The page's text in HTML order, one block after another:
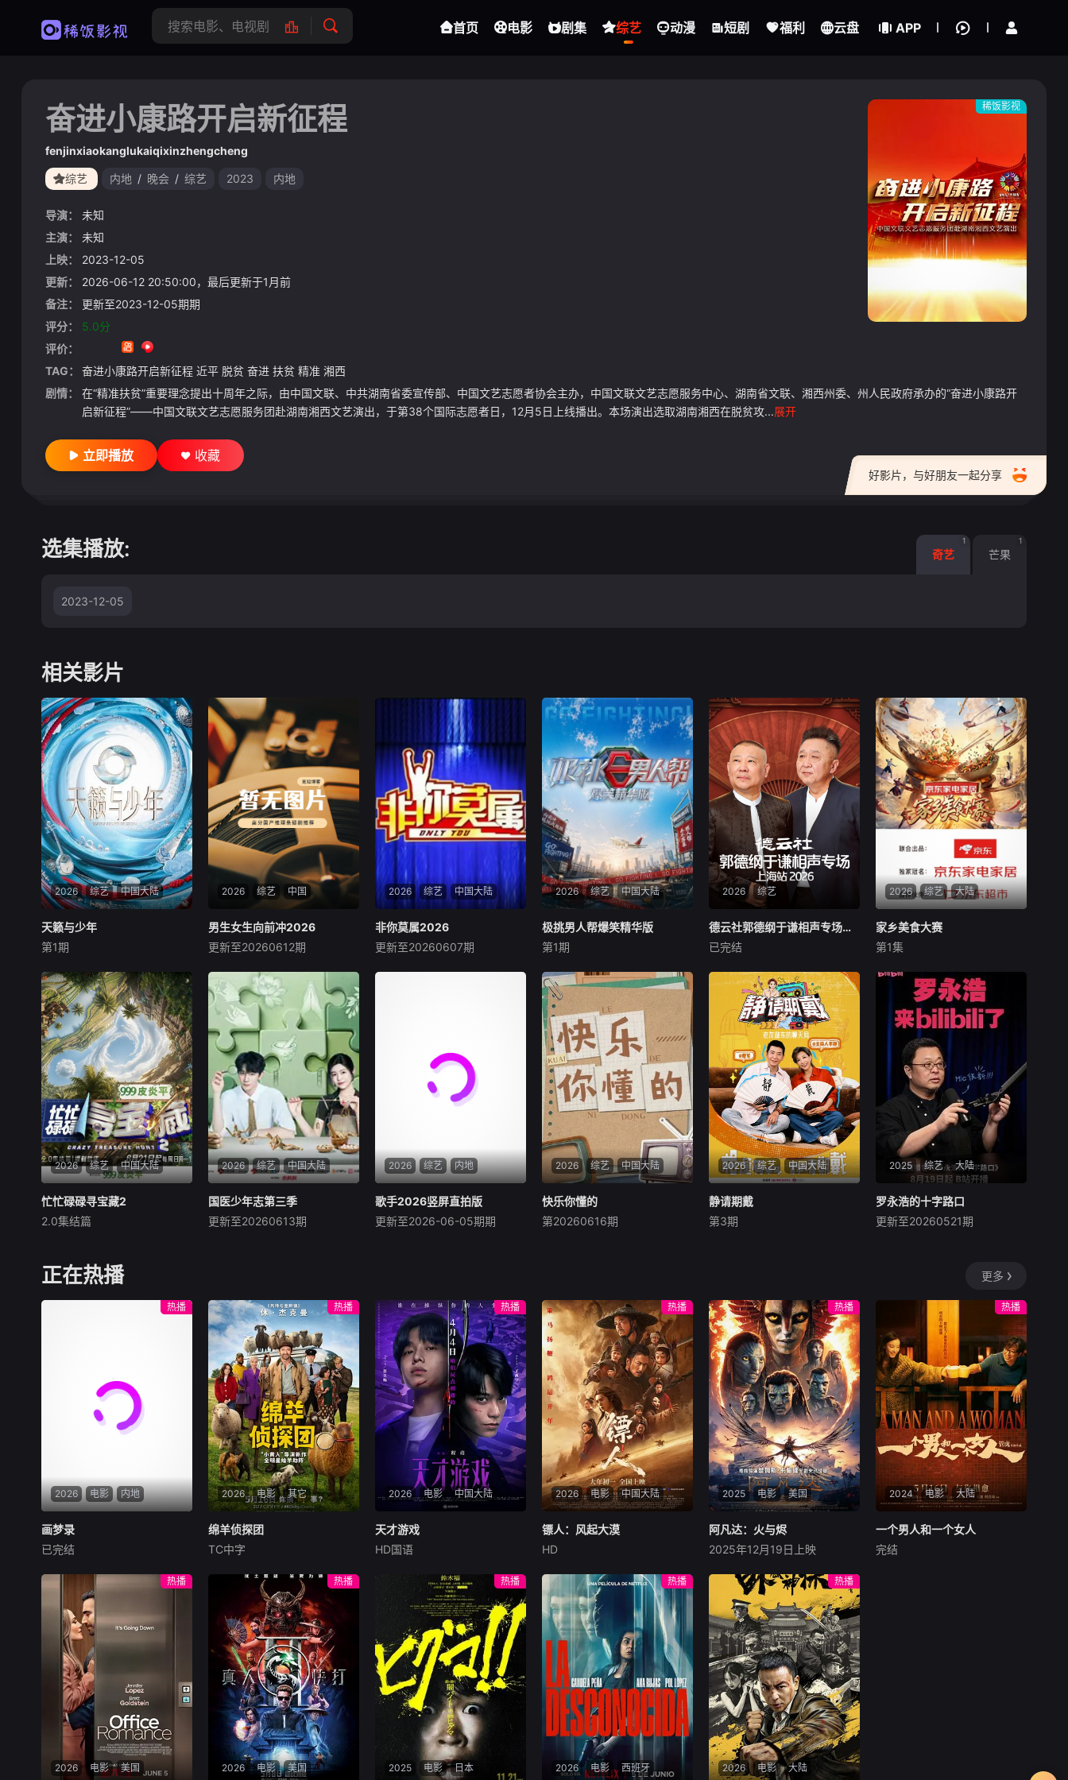
首页 电影 剧集 综艺 动漫 短剧 福利 云盘 APP
稀饭影视
奋进小康路开启新征程
fenjinxiaokanglukaiqixinzhengcheng
综艺 内地 / 晚会 / 综艺 2023 内地
导演：
未知
主演：
未知
上映：
2023-12-05
更新：
2026-06-12 20:50:00，最后更新于1月前
备注：
更新至2023-12-05期期
评分：
5.0分
评价：
TAG：
奋进小康路开启新征程 近平 脱贫 奋进 扶贫 精准 湘西
剧情：
在“精准扶贫”重要理念提出十周年之际，由中国文联、中共湖南省委宣传部、中国文艺志愿者协会主办，中国文联文艺志愿服务中心、湖南省文联、湘西州委、州人民政府承办的“奋进小康路开
启新征程”——中国文联文艺志愿服务团赴湖南湘西文艺演出，于第38个国际志愿者日，12月5日上线播出。本场演出选取湖南湘西在脱贫攻...展开
好影片，与好朋友一起分享
立即播放 收藏
选集播放: 奇艺
1
芒果
1
2023-12-05
相关影片
2026 综艺 中国大陆
天籁与少年
未知
《天籁与少年》是河南卫视继
“中国节日奇妙游系列”IP屡屡
出圈后，又一着力打造的全新
民族文化类青春潮流音乐综
艺。本项目以“铸牢中华民族
共同体意识”为魂，根植中华
优秀传统文化。节目以“向内
聚拢，唱给家国；
天籁与少年
第1期
2026 综艺 中国
男生女生向前冲2026
未知
《男生女生向前冲》是安徽卫
视一档大型户外竞技类真人秀
节目，区别于所有同类的节
目，特别设置男女双赛道，目
的是为保证男女选手都能呈现
不同的看点和亮点。赛道将专
门针对男女不同的运动特点，
进行不同的关卡设计：男生赛
道将更注重力量与速度，而女
生赛道则在智慧与趣味上更为
讲究。男女赛道精彩纷呈，水
上游戏关卡重重，惊险刺激爆
笑升级，更有从热带雨林到冰
河世纪的全新视觉享受，节目
从赛制、形式上标新立异，在
众多竞技类真人秀中，突出节
目概念传达，具有自己独特的
男生女生向前冲2026
更新至20260612期
2026 综艺 中国大陆
非你莫属2026
未知
《非你莫属》职场性和娱乐性
士团现场招聘，具有不凡身世
背景及奋斗经历的他们，将对
应聘者进行最犀利的
非你莫属2026
更新至20260607期
2026 综艺 中国大陆
极挑男人帮爆笑精华版
未知
《极挑男人帮·爆笑精华版》是
一档致敬国民综艺巅峰时代的
精编特别节目。节目从《极限
挑战》海量素材中，精选“极
限男人帮”的经典名场面，以7
集篇幅重新梳理、深度整合，
再现这档现象级国民综艺最纯
粹的欢乐与温度
极挑男人帮爆笑精华版
第1期
2026 综艺
德云社郭德纲于谦相声专场上海站2026
郭德纲
德云社郭德纲于谦相声专场上
海站爆笑来袭。本场节目包括
张鹤伦、郎鹤炎表演的《好伦
歌》；郭德纲、于谦表演的
《大富大贵》；烧饼、曹鹤阳
表演的《对春联》；郭德纲、
于谦表演的《霸道总裁》；高
峰、栾云平表演的《同仁
堂》；郭德纲、于谦表演的
《福寿绵绵》。
德云社郭德纲于谦相声专场上海站2026
已完结
2026 综艺 大陆
家乡美食大赛
黄晓明
《家乡美食大赛》由黄晓明担
任首席掌勺官，李维嘉与沈梦
辰担任掌勺主理人，与湖南、
江苏、川渝、广东的特邀艺人
掌勺官一起，品鉴家乡招牌
菜，为各赛区家乡招牌菜选拔
全国单菜品冠军，全方位展现
中华美食的烟火气息与民间高
手的烹饪智慧，同时深度挖掘
美食背后的地域文化与传统艺
术底蕴。
家乡美食大赛
第1集
2026 综艺 中国大陆
忙忙碌碌寻宝藏2
杨迪 庞博
下饭脑综再度上桌，第二季全
面升维！从“单人寻宝”升级“双
双强组队，化学反应拉满，碰
忙忙碌碌寻宝藏2
2.0集结篇
2026 综艺 中国大陆
国医少年志第三季
陈妍希 夏之光
高卿尘
实践。
国医少年志第三季
更新至20260613期
2026 综艺 内地
歌手2026竖屏直拍版
未知
歌手2026竖屏直拍版
更新至2026-06-05期期
2026 综艺 中国大陆
快乐你懂的
未知
快乐你懂的
第20260616期
2026 综艺 中国大陆
静请期戴
李静
年的经历。整体调性轻松、有
趣，是老友之间才有的聊法。
静请期戴
第3期
2025 综艺 大陆
罗永浩的十字路口
罗永浩 李想
何小鹏
时代、男女、爹青，以及人生
罗永浩的十字路口
更新至20260521期
正在热播 更多
2026 电影 内地
热播
画梦录
代露娃
民国的上海滩，身怀绝技的孤
女画师许雁真，意外与身陷危
局的融汇银行总账姜心羽产生
交集。姜心羽遭人陷害，只得
与许雁真结盟，彼时银行欲将
国宝名画低价卖给外国人，许
雁真凭借自身精湛画技仿造名
画、偷天换日。几经波折，两
人联手在各方势力的夹缝间巧
妙周旋，共历险阻，破解重重
困境。
画梦录
已完结
2026 电影 其它
热播
绵羊侦探团
牧羊人乔治（休·杰克曼
饰）最爱给羊群读侦探小说，
没想到自己有一天会离奇死
亡。他留下的3000万巨额遗
产，让每个人貌似都有犯罪动
机。警察毫无头绪之时，羊群
们决定“不务正业”迈出牧场，
追查牧羊人“躺平
绵羊侦探团
TC中字
2026 电影 中国大陆
热播
天才游戏
彭昱畅
穷途末路的天才少年刘全龙
（彭昱畅 饰），被偏执富家公
子陈伦（丁禹兮 饰）选中，被
迫踏入一场为他量身打造的
“换命游戏”。豪华别墅、名车
名表、神秘女友全部备齐，在
陈伦的精心打造下，刘全龙瞬
间拥有顶配人生。
天才游戏
HD国语
2026 电影 中国大陆
热播
镖人：风起大漠
大漠之上，镖人、官府、西域
五大家族等多方势力盘根错
节、暗潮涌动。“天字第二号
逃犯”刀马接下特殊押镖任
务，和同伴一起从西域护镖远
赴长安。不料，他们的护送对
象竟是“天字第一号逃犯”知世
郎……天下熙熙皆为利来，各
方势力闻风入局，抢镖厮杀接
连上演……
镖人：风起大漠
HD
2025 电影 美国
热播
阿凡达：火与烬
萨姆·沃辛顿
佐伊·索尔达娜
影片聚焦杰克·萨利与奈蒂莉一
家的命运起伏，在前作的情感
余波之上，深刻描绘一个家族
在战火中如何成长、并共同守
护血脉相连的情感纽带的历
程，从而将故事推向更具张力
的全新维度。此外，潘多拉的
全新领域也即将揭晓
阿凡达：火与烬
2025年12月19日上映
2024 电影 大陆
热播
一个男人和一个女人
黄渤
一个男人和一个女人
完结
2026 电影 美国
热播
2026 电影 美国
热播
2025 电影 日本
热播
2026 电影 西班牙
热播
2026 电影 大陆
热播